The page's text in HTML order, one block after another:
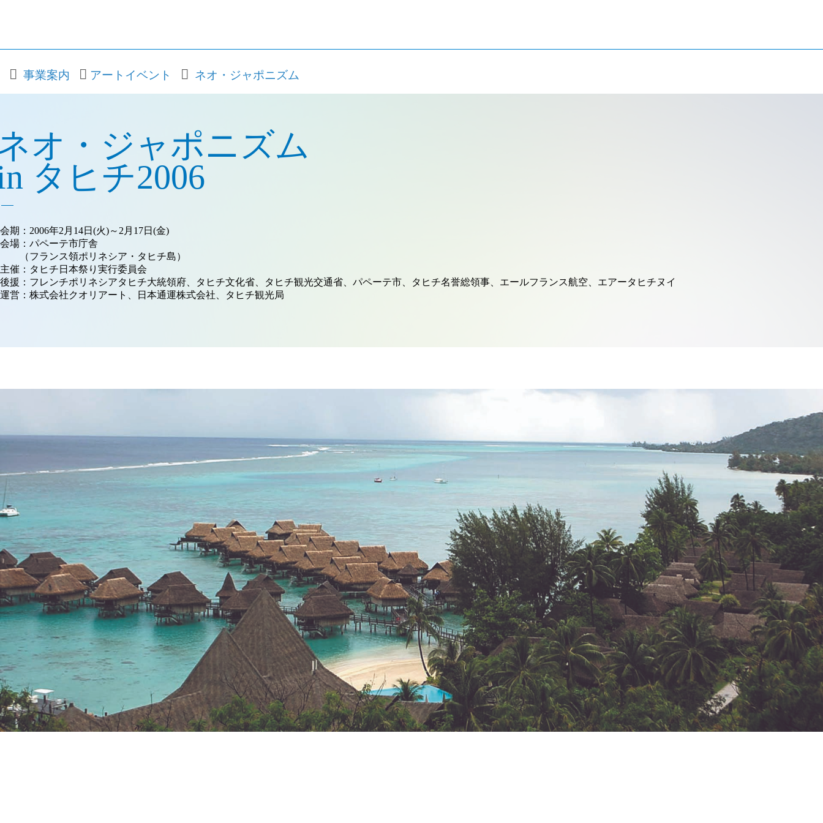
事業案内 アートイベント ネオ・ジャポニズム
オ・ジャポニズム
タヒチ2006
会期：2006年2月14日(火)～2月17日(金)
会場：パペーテ市庁舎
（フランス領ポリネシア・タヒチ島）
主催：タヒチ日本祭り実行委員会
後援：フレンチポリネシアタヒチ大統領府、タヒチ文化省、タヒチ観光交通省、パペーテ市、タヒチ名誉総領事、エールフランス航空、エアータヒチヌイ
運営：株式会社クオリアート、日本通運株式会社、タヒチ観光局